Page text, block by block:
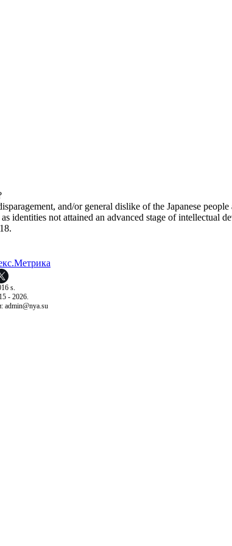
and/or general dislike of the Japanese people
identities not attained an advanced stage of intellectual
s.
- 2026.
admin@nya.su